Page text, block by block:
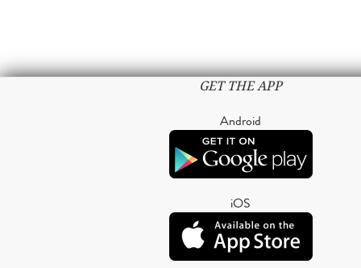
GET THE APP
Android
iOS